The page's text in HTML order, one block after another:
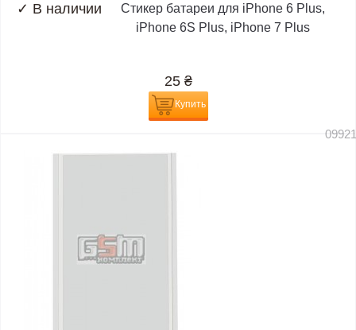
✓ В наличии
Стикер батареи для iPhone 6 Plus,
iPhone 6S Plus, iPhone 7 Plus
25 ₴
Купить